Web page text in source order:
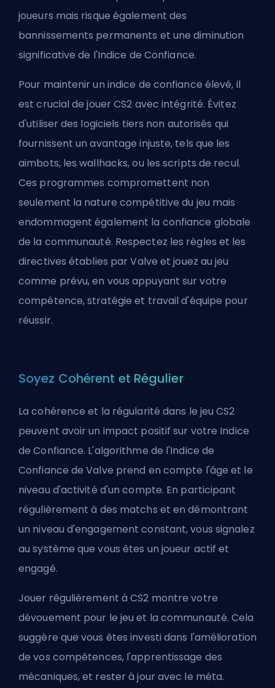
joueurs mais risque également des
bannissements permanents et une diminution
significative de l'Indice de Confiance.
Pour maintenir un indice de confiance élevé, il
est crucial de jouer CS2 avec intégrité. Évitez
d'utiliser des logiciels tiers non autorisés qui
fournissent un avantage injuste, tels que les
aimbots, les wallhacks, ou les scripts de recul.
Ces programmes compromettent non
seulement la nature compétitive du jeu mais
endommagent également la confiance globale
de la communauté. Respectez les règles et les
directives établies par Valve et jouez au jeu
comme prévu, en vous appuyant sur votre
compétence, stratégie et travail d'équipe pour
réussir.
Soyez Cohérent et Régulier
La cohérence et la régularité dans le jeu CS2
peuvent avoir un impact positif sur votre Indice
de Confiance. L'algorithme de l'Indice de
Confiance de Valve prend en compte l'âge et le
niveau d'activité d'un compte. En participant
régulièrement à des matchs et en démontrant
un niveau d'engagement constant, vous signalez
au système que vous êtes un joueur actif et
engagé.
Jouer régulièrement à CS2 montre votre
dévouement pour le jeu et la communauté. Cela
suggère que vous êtes investi dans l'amélioration
de vos compétences, l'apprentissage des
mécaniques, et rester à jour avec le méta.